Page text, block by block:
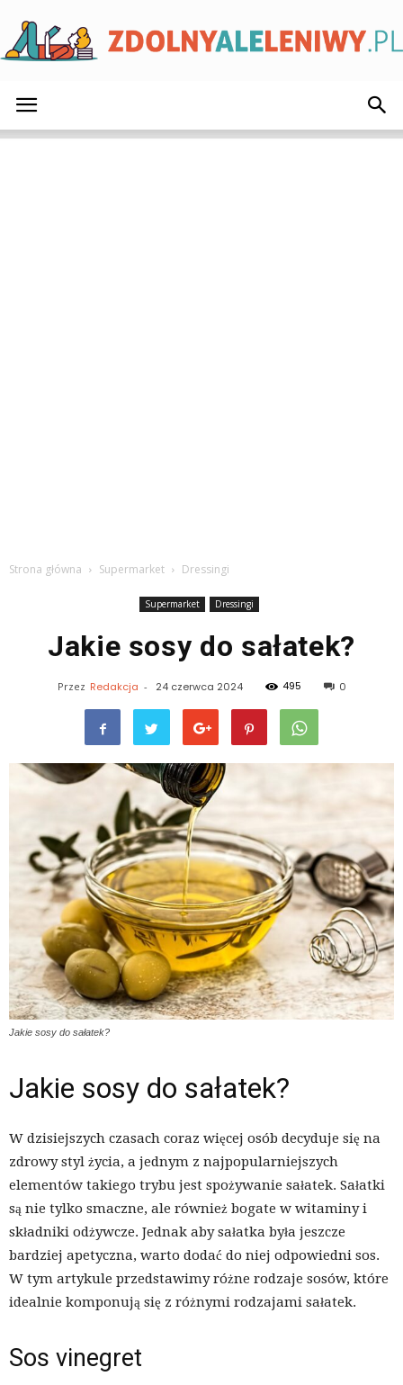
Strona główna Supermarket Dressingi
Supermarket Dressingi
Jakie sosy do sałatek?
Przez Redakcja - 24 czerwca 2024 495 0
Jakie sosy do sałatek?
Jakie sosy do sałatek?
W dzisiejszych czasach coraz więcej osób decyduje się na
zdrowy styl życia, a jednym z najpopularniejszych
elementów takiego trybu jest spożywanie sałatek. Sałatki
są nie tylko smaczne, ale również bogate w witaminy i
składniki odżywcze. Jednak aby sałatka była jeszcze
bardziej apetyczna, warto dodać do niej odpowiedni sos.
W tym artykule przedstawimy różne rodzaje sosów, które
idealnie komponują się z różnymi rodzajami sałatek.
Sos vinegret